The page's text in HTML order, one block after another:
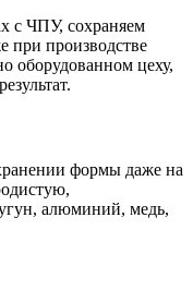
с ЧПУ, сохраняем
при производстве
оборудованном цеху,
формы даже на
алюминий, медь,